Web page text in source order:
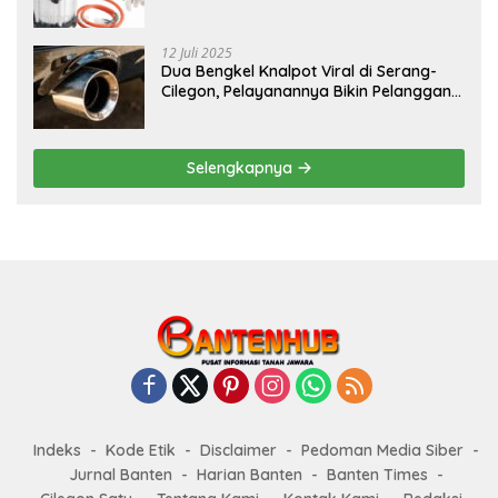
12 Juli 2025
Dua Bengkel Knalpot Viral di Serang-
Cilegon, Pelayanannya Bikin Pelanggan
Selengkapnya
Indeks Kode Etik Disclaimer
Pedoman Media Siber
Jurnal Banten
Harian Banten
Banten Times